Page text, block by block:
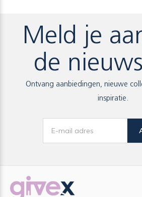
Meld je
de
Ontvang aanbiedingen, nieuwe
inspiratie.